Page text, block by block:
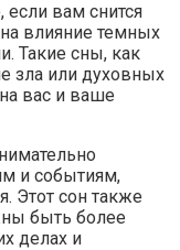
если вам снится
влияние темных
Такие сны, как
зла или духовных
вас и ваше
и событиям,
Этот сон также
быть более
делах и